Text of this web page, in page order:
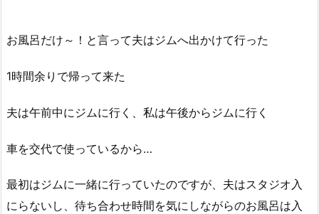
お風呂だけ～！と言って夫はジムへ出かけて行った
1時間余りで帰って来た
夫は午前中にジムに行く、私は午後からジムに行く
車を交代で使っているから…
最初はジムに一緒に行っていたのですが、夫はスタジオ入
にらないし、待ち合わせ時間を気にしながらのお風呂は入